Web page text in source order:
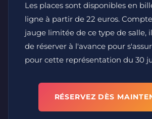
Les places sont disponibles en
ligne à partir de 22 euros.
jauge limitée de ce type de salle,
de réserver à l'avance pour
pour cette représentation du 30
RÉSERVEZ DÈS